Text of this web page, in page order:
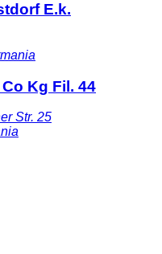
E.k.
Kg Fil. 44
Str. 25